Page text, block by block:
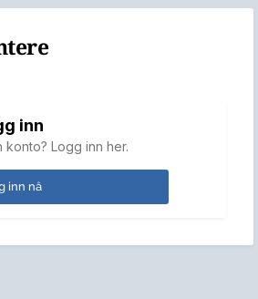
inn
Logg inn her.
inn nå